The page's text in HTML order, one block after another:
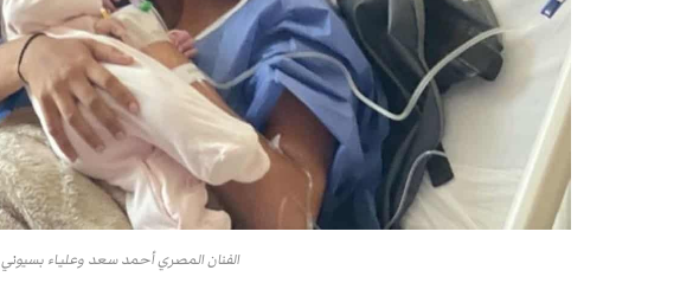
الفنان المصري أحمد سعد وعليـاء بسيوني